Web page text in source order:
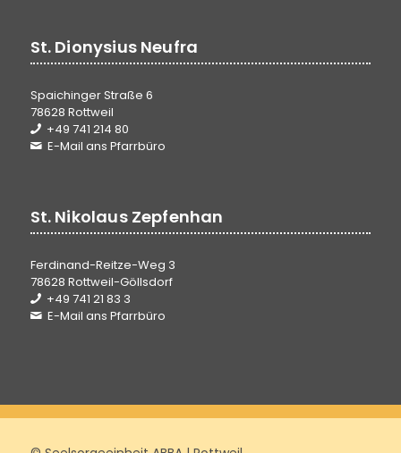
St. Dionysius Neufra
Spaichinger Straße 6
78628 Rottweil
+49 741 214 80
E-Mail ans Pfarrbüro
St. Nikolaus Zepfenhan
Ferdinand-Reitze-Weg 3
78628 Rottweil-Göllsdorf
+49 741 21 83 3
E-Mail ans Pfarrbüro